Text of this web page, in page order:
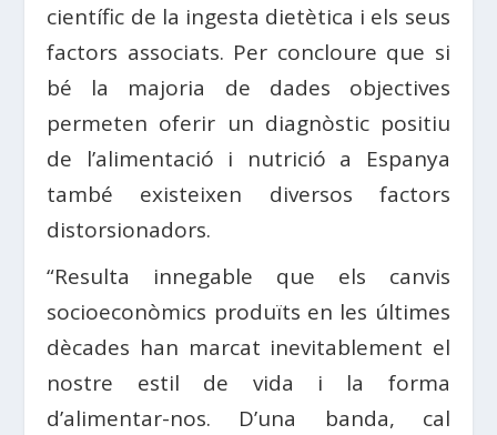
científic de la ingesta dietètica i els seus
factors associats. Per concloure que si
bé la majoria de dades objectives
permeten oferir un diagnòstic positiu
de l’alimentació i nutrició a Espanya
també existeixen diversos factors
distorsionadors.
“Resulta innegable que els canvis
socioeconòmics produïts en les últimes
dècades han marcat inevitablement el
nostre estil de vida i la forma
d’alimentar-nos. D’una banda, cal